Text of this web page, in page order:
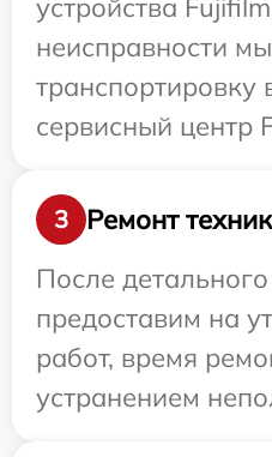
устройства
неисправности
транспортировку
сервисный центр
3
Ремонт
После
предоставим на
работ, время
устранением